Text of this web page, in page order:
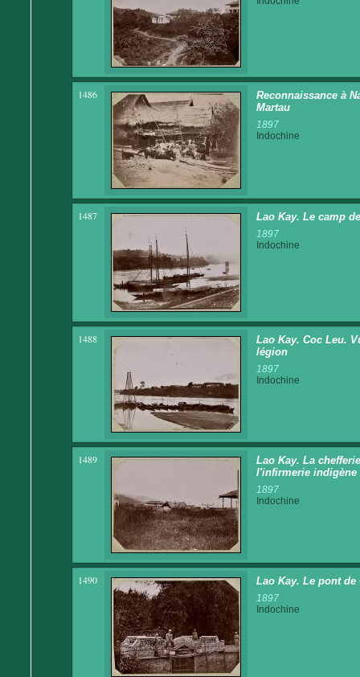
1486
Reconnaissance à
Martau
1897
Indochine
1487 Lao Kay. Le camp
1897
Indochine
1488
Lao Kay. Coc Leu.
légion
1897
Indochine
1489
Lao Kay. La
l'infirmerie indigène
1897
Indochine
1490 Lao Kay. Le pont de
1897
Indochine